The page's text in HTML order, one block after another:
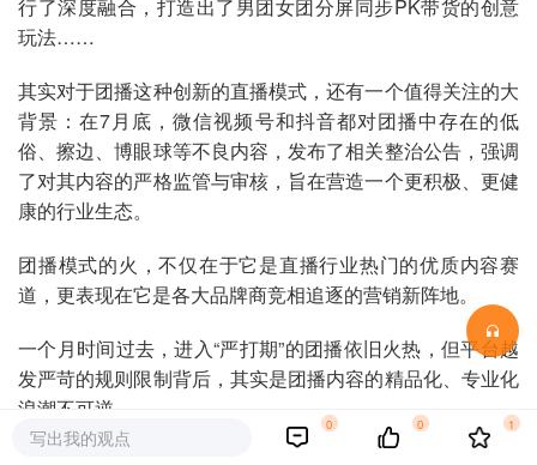
行了深度融合，打造出了男团女团分屏同步PK带货的创意
玩法……
其实对于团播这种创新的直播模式，还有一个值得关注的大
背景：在7月底，微信视频号和抖音都对团播中存在的低
俗、擦边、博眼球等不良内容，发布了相关整治公告，强调
了对其内容的严格监管与审核，旨在营造一个更积极、更健
康的行业生态。
团播模式的火，不仅在于它是直播行业热门的优质内容赛
道，更表现在它是各大品牌商竞相追逐的营销新阵地。
一个月时间过去，进入“严打期”的团播依旧火热，但平台越
发严苛的规则限制背后，其实是团播内容的精品化、专业化
浪潮不可逆。
写出我的观点
0 0 1